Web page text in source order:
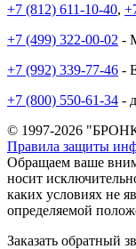
+7 (812) 611-10-40,
+7 (499) 322-00-02 -
+7 (992) 339-77-46 -
+7 (800) 550-61-34 -
© 1997-2026
Правила защиты
Обращаем ваше
носит
каких условиях не
определяемой
Заказать обратный